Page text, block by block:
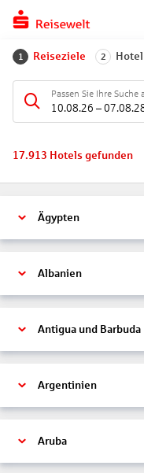
1 Reiseziele 2 Hotel
Passen Sie Ihre Suche
10.08.26 –
17.913 Hotels gefunden
Ägypten
Albanien
Antigua und Barbuda
Argentinien
Aruba